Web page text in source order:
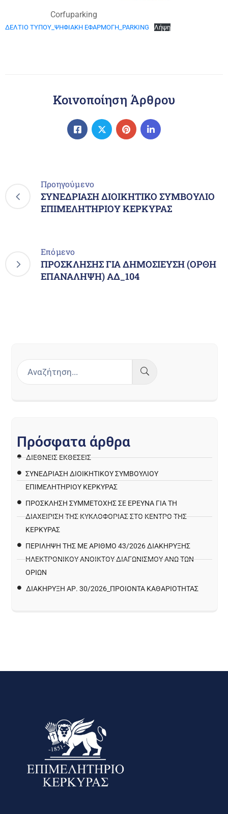
Corfuparking
ΔΕΛΤΙΟ ΤΥΠΟΥ_ΨΗΦΙΑΚΗ ΕΦΑΡΜΟΓΗ_PARKING Λήψη
Κοινοποίηση Άρθρου
Προηγούμενο
ΣΥΝΕΔΡΙΑΣΗ ΔΙΟΙΚΗΤΙΚΟ ΣΥΜΒΟΥΛΙΟ
ΕΠΙΜΕΛΗΤΗΡΙΟΥ ΚΕΡΚΥΡΑΣ
Επόμενο
ΠΡΟΣΚΛΗΣΗΣ ΓΙΑ ΔΗΜΟΣΙΕΥΣΗ (OΡΘΗ
ΕΠΑΝΑΛΗΨΗ) ΑΔ_104
Πρόσφατα άρθρα
ΔΙΕΘΝΕΙΣ ΕΚΘΕΣΕΙΣ
ΣΥΝΕΔΡΙΑΣΗ ΔΙΟΙΚΗΤΙΚΟΥ ΣΥΜΒΟΥΛΙΟΥ
ΕΠΙΜΕΛΗΤΗΡΙΟΥ ΚΕΡΚΥΡΑΣ
ΠΡΌΣΚΛΗΣΗ ΣΥΜΜΕΤΟΧΉΣ ΣΕ ΈΡΕΥΝΑ ΓΙΑ ΤΗ
ΔΙΑΧΕΊΡΙΣΗ ΤΗΣ ΚΥΚΛΟΦΟΡΊΑΣ ΣΤΟ ΚΈΝΤΡΟ ΤΗΣ
ΚΈΡΚΥΡΑΣ
ΠΕΡΙΛΗΨΗ ΤΗΣ ΜΕ ΑΡΙΘΜΟ 43/2026 ΔΙΑΚΗΡΥΞΗΣ
ΗΛΕΚΤΡΟΝΙΚΟΥ ΑΝΟΙΚΤΟΥ ΔΙΑΓΩΝΙΣΜΟΥ ΑΝΩ ΤΩΝ
ΟΡΙΩΝ
ΔΙΑΚΉΡΥΞΗ ΑΡ. 30/2026_ΠΡΟΙΌΝΤΑ ΚΑΘΑΡΙΌΤΗΤΑΣ